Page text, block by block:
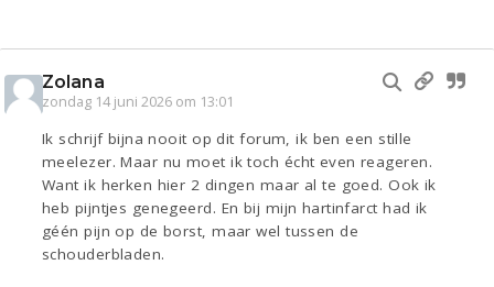
Zolana
zondag 14 juni 2026 om 13:01
Ik schrijf bijna nooit op dit forum, ik ben een stille
meelezer. Maar nu moet ik toch écht even reageren.
Want ik herken hier 2 dingen maar al te goed. Ook ik
heb pijntjes genegeerd. En bij mijn hartinfarct had ik
géén pijn op de borst, maar wel tussen de
schouderbladen.